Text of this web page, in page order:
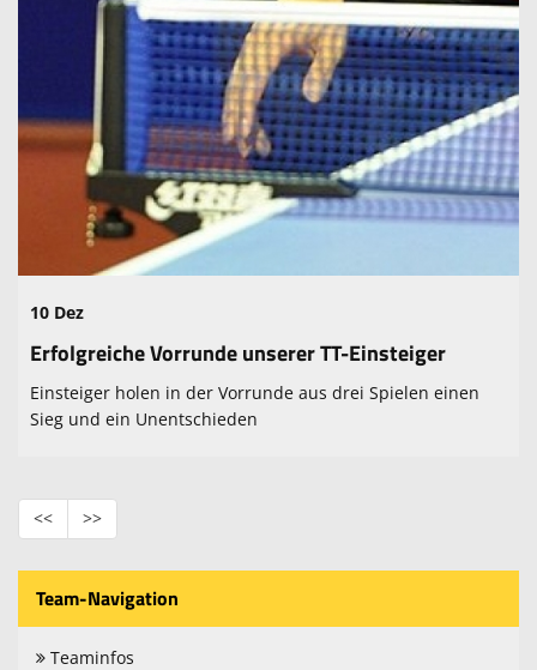
10 Dez
Erfolgreiche Vorrunde unserer TT-Einsteiger
Einsteiger holen in der Vorrunde aus drei Spielen einen
Sieg und ein Unentschieden
<< >>
Team-Navigation
Teaminfos